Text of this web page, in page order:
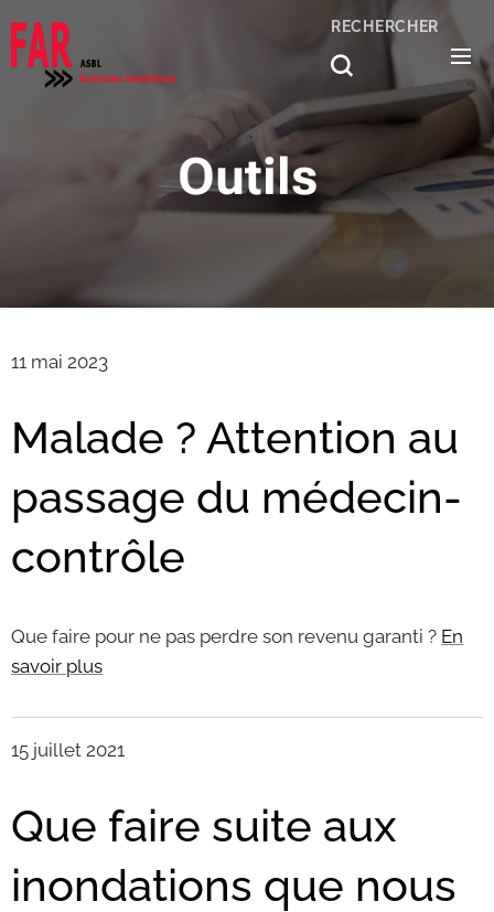
RECHERCHER
Outils
11 mai 2023
Malade ? Attention au
passage du médecin-
contrôle
Que faire pour ne pas perdre son revenu garanti ? En
savoir plus
15 juillet 2021
Que faire suite aux
inondations que nous